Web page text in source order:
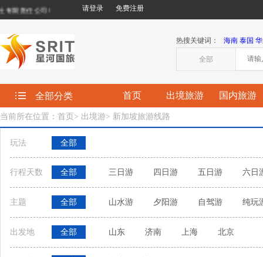
责任公司! 请登录 免费注册
热搜关键词： 海南 泰国
全部
全部分类 首页 出境旅游 国内旅游
当前所在位置：首页 > 出境游> 新加坡旅游线路
玩法 全部
行程天数 全部 三日游 四日游 五日游 六日
主题 全部 山水游 夕阳游 自驾游 纯玩
出发地 全部 山东 济南 上海 北京